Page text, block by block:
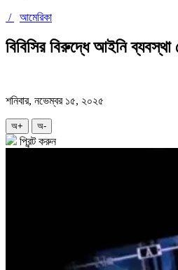
/ আমেরিকা
বিবিসির বিরুদ্ধে আইনি ব্যবস্থা
শনিবার, নভেম্বর ১৫, ২০২৫
অ+ অ-
প্রিন্ট করুন